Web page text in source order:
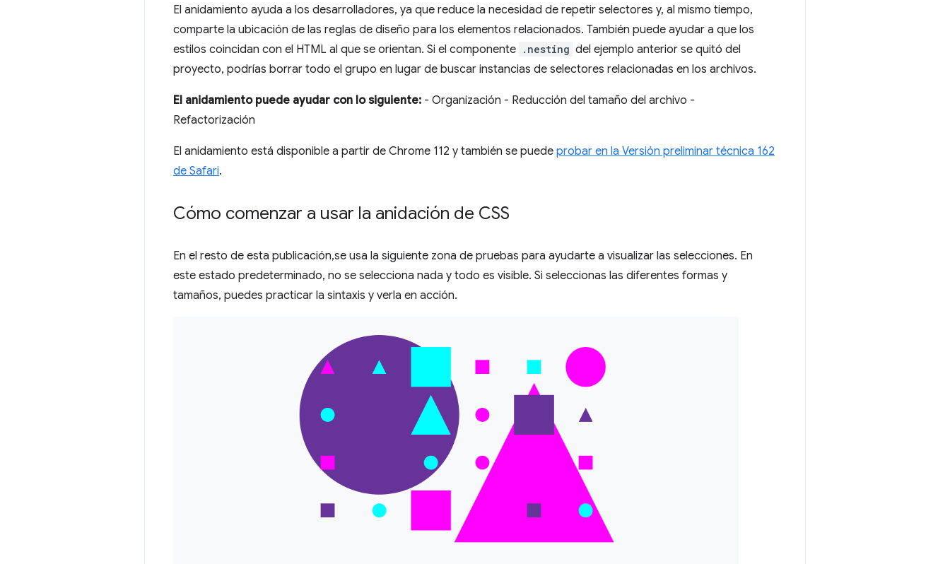
El anidamiento ayuda a los desarrolladores, ya que reduce la necesidad de repetir selectores y, al mismo tiempo,
comparte la ubicación de las reglas de diseño para los elementos relacionados. También puede ayudar a que los
estilos coincidan con el HTML al que se orientan. Si el componente .nesting del ejemplo anterior se quitó del
proyecto, podrías borrar todo el grupo en lugar de buscar instancias de selectores relacionadas en los archivos.
El anidamiento puede ayudar con lo siguiente: - Organización - Reducción del tamaño del archivo -
Refactorización
El anidamiento está disponible a partir de Chrome 112 y también se puede probar en la Versión preliminar técnica 162
de Safari.
Cómo comenzar a usar la anidación de CSS
En el resto de esta publicación,se usa la siguiente zona de pruebas para ayudarte a visualizar las selecciones. En
este estado predeterminado, no se selecciona nada y todo es visible. Si seleccionas las diferentes formas y
tamaños, puedes practicar la sintaxis y verla en acción.